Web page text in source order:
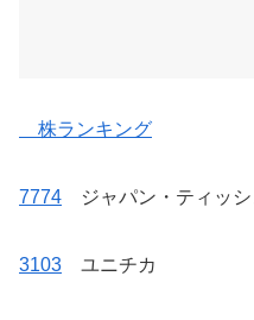
株ランキング
7774 ジャパン・ティッ
3103 ユニチカ